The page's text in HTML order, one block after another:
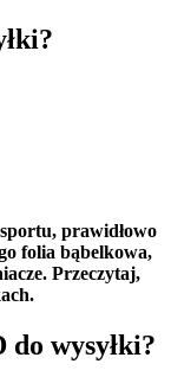
prawidłowo
folia bąbelkowa,
Przeczytaj,
wysyłki?